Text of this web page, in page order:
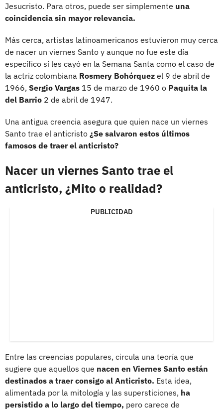
Jesucristo. Para otros, puede ser simplemente una
coincidencia sin mayor relevancia.
Más cerca, artistas latinoamericanos estuvieron muy cerca
de nacer un viernes Santo y aunque no fue este día
específico sí les cayó en la Semana Santa como el caso de
la actriz colombiana Rosmery Bohórquez el 9 de abril de
1966, Sergio Vargas 15 de marzo de 1960 o Paquita la
del Barrio 2 de abril de 1947.
Una antigua creencia asegura que quien nace un viernes
Santo trae el anticristo ¿Se salvaron estos últimos
famosos de traer el anticristo?
Nacer un viernes Santo trae el
anticristo, ¿Mito o realidad?
PUBLICIDAD
Entre las creencias populares, circula una teoría que
sugiere que aquellos que nacen en Viernes Santo están
destinados a traer consigo al Anticristo. Esta idea,
alimentada por la mitología y las supersticiones, ha
persistido a lo largo del tiempo, pero carece de